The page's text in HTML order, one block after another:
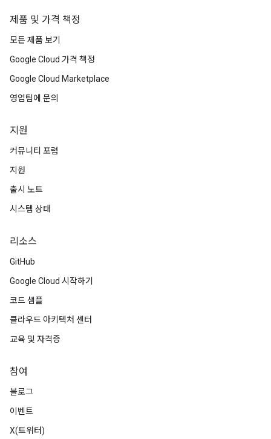
제품 및 가격 책정
모든 제품 보기
Google Cloud 가격 책정
Google Cloud Marketplace
영업팀에 문의
지원
커뮤니티 포럼
지원
출시 노트
시스템 상태
리소스
GitHub
Google Cloud 시작하기
코드 샘플
클라우드 아키텍처 센터
교육 및 자격증
참여
블로그
이벤트
X(트위터)